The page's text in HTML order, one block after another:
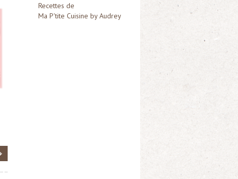
Recettes de
Ma P'tite Cuisine by Audrey